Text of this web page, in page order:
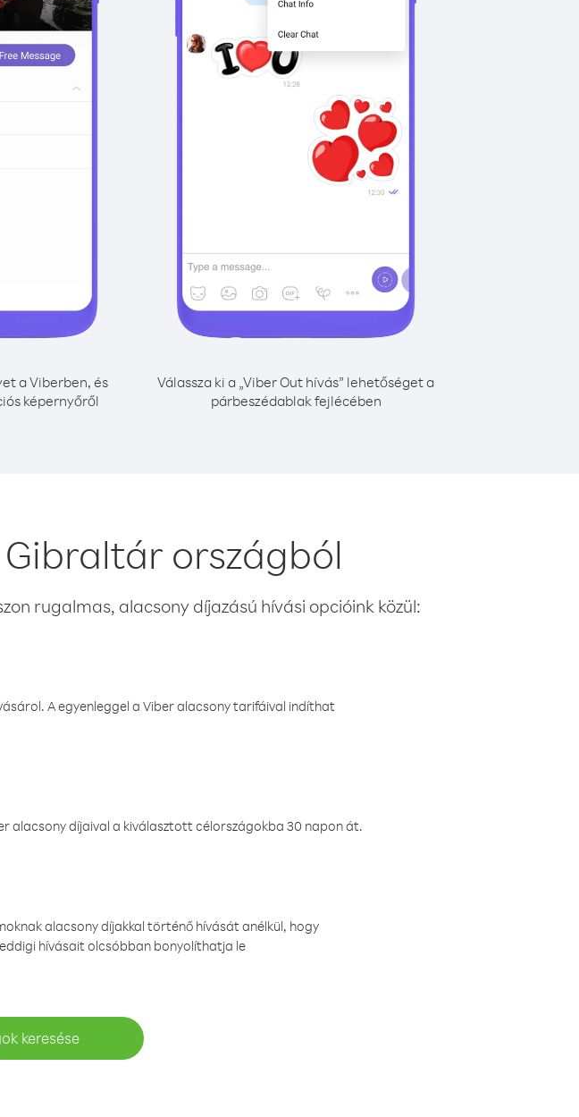
a Viberben, és
képernyőről
Válassza ki a „Viber Out hívás” lehetőséget a
párbeszédablak fejlécében
országból
rugalmas, alacsony díjazású hívási opcióink közül:
A egyenleggel a Viber alacsony tarifáival indíthat
alacsony díjaival a kiválasztott célországokba 30 napon át.
alacsony díjakkal történő hívását anélkül, hogy
hívásait olcsóbban bonyolíthatja le
keresése